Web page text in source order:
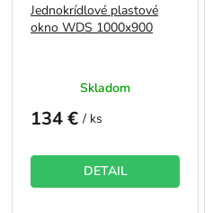
Jednokrídlové plastové
okno WDS 1000x900
Skladom
134 € / ks
DETAIL